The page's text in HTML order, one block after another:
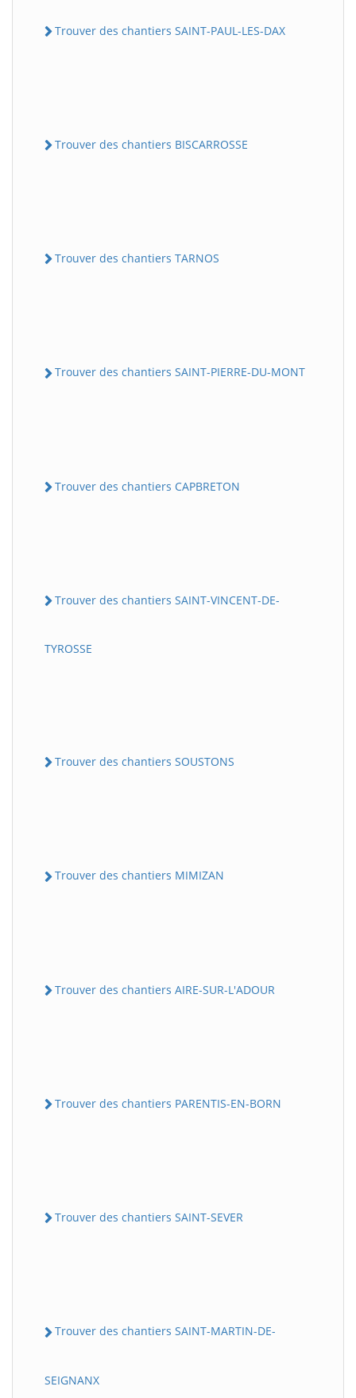
Trouver des chantiers SAINT-PAUL-LES-DAX
Trouver des chantiers BISCARROSSE
Trouver des chantiers TARNOS
Trouver des chantiers SAINT-PIERRE-DU-MONT
Trouver des chantiers CAPBRETON
Trouver des chantiers SAINT-VINCENT-DE-
TYROSSE
Trouver des chantiers SOUSTONS
Trouver des chantiers MIMIZAN
Trouver des chantiers AIRE-SUR-L'ADOUR
Trouver des chantiers PARENTIS-EN-BORN
Trouver des chantiers SAINT-SEVER
Trouver des chantiers SAINT-MARTIN-DE-
SEIGNANX